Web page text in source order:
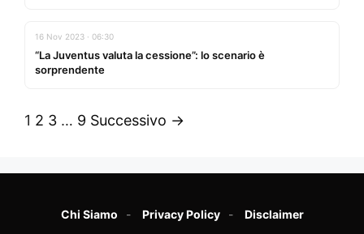
16 Nov 2023 · 06:30
“La Juventus valuta la cessione”: lo scenario è
sorprendente
1 2 3 … 9 Successivo →
Chi Siamo Privacy Policy Disclaimer